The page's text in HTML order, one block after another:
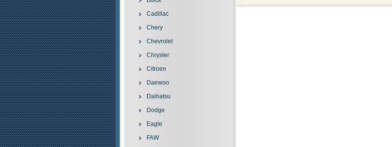
Cadillac
Chery
Chevrolet
Chrysler
Citroen
Daewoo
Daihatsu
Dodge
Eagle
FAW